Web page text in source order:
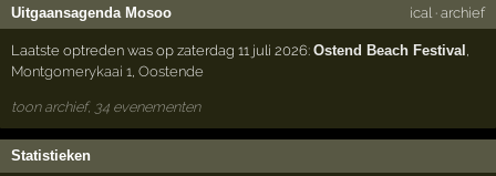
Uitgaansagenda Mosoo ical · archief
Laatste optreden was op zaterdag 11 juli 2026:Ostend Beach Festival ,
Montgomerykaai 1,Oostende
toon archief, 34 evenementen
Statistieken